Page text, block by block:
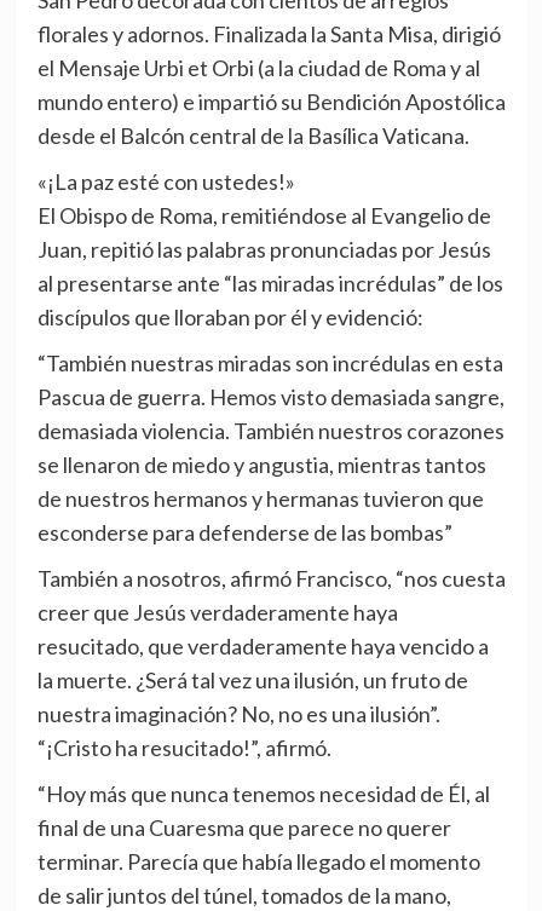
florales y adornos. Finalizada la Santa Misa, dirigió
el Mensaje Urbi et Orbi (a la ciudad de Roma y al
mundo entero) e impartió su Bendición Apostólica
desde el Balcón central de la Basílica Vaticana.
«¡La paz esté con ustedes!»
El Obispo de Roma, remitiéndose al Evangelio de
Juan, repitió las palabras pronunciadas por Jesús
al presentarse ante “las miradas incrédulas” de los
discípulos que lloraban por él y evidenció:
“También nuestras miradas son incrédulas en esta
Pascua de guerra. Hemos visto demasiada sangre,
demasiada violencia. También nuestros corazones
se llenaron de miedo y angustia, mientras tantos
de nuestros hermanos y hermanas tuvieron que
esconderse para defenderse de las bombas”
También a nosotros, afirmó Francisco, “nos cuesta
creer que Jesús verdaderamente haya
resucitado, que verdaderamente haya vencido a
la muerte. ¿Será tal vez una ilusión, un fruto de
nuestra imaginación? No, no es una ilusión”.
“¡Cristo ha resucitado!”, afirmó.
“Hoy más que nunca tenemos necesidad de Él, al
final de una Cuaresma que parece no querer
terminar. Parecía que había llegado el momento
de salir juntos del túnel, tomados de la mano,